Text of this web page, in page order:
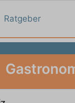
Ratgeber